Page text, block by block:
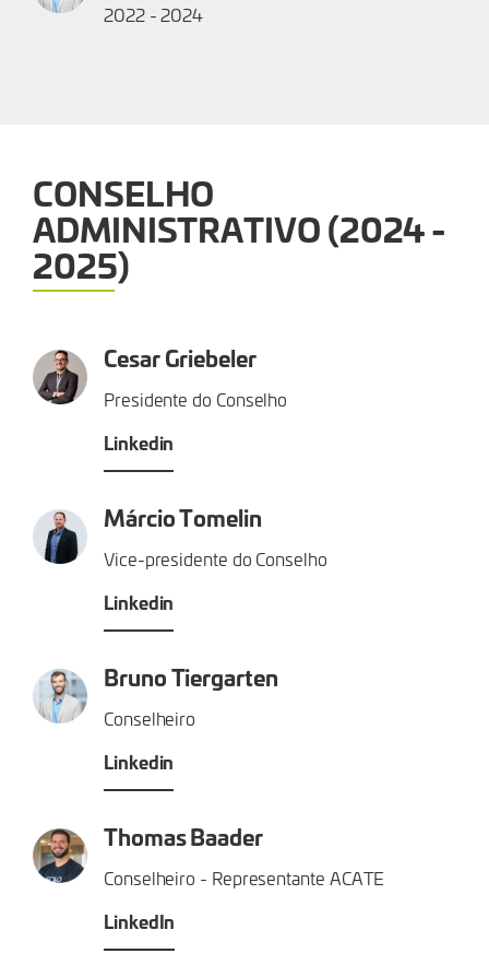
2022 - 2024
CONSELHO
ADMINISTRATIVO (2024 -
2025)
Cesar Griebeler
Presidente do Conselho
Linkedin
Márcio Tomelin
Vice-presidente do Conselho
Linkedin
Bruno Tiergarten
Conselheiro
Linkedin
Thomas Baader
Conselheiro - Representante ACATE
LinkedIn